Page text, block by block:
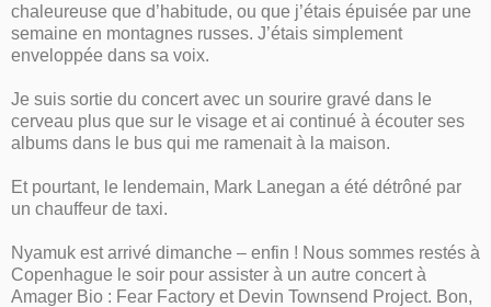
chaleureuse que d’habitude, ou que j’étais épuisée par une
semaine en montagnes russes. J’étais simplement
enveloppée dans sa voix.
Je suis sortie du concert avec un sourire gravé dans le
cerveau plus que sur le visage et ai continué à écouter ses
albums dans le bus qui me ramenait à la maison.
Et pourtant, le lendemain, Mark Lanegan a été détrôné par
un chauffeur de taxi.
Nyamuk est arrivé dimanche – enfin ! Nous sommes restés à
Copenhague le soir pour assister à un autre concert à
Amager Bio : Fear Factory et Devin Townsend Project. Bon,